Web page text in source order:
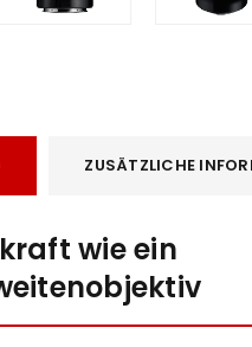
ZUSÄTZLICHE
wie ein